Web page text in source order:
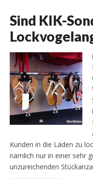
Sind KIK-
Kunden in die Läden zu
nämlich nur in einer sehr
unzureichenden